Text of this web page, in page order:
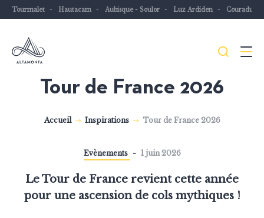
Tourmalet Hautacam Aubisque - Soulor Luz Ardiden
mythiques
Menu
Tour de France 2026
Accueil Inspirations Tour de France 2026
Evènements 1 juin 2026
Le Tour de France revient cette année
pour une ascension de cols mythiques !